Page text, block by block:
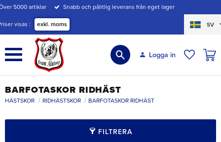
Meny
5000 artiklar Snabb och pålitlig leverans från eget lager
visas exkl. moms SV
Logga in
BARFOTASKOR RIDHÄST
HÄSTSKOR RIDHÄSTSKOR BARFOTASKOR RIDHÄST
FILTRERA